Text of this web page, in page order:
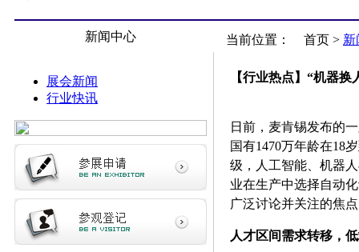
新闻中心
展会新闻
行业快讯
当前位置： 首页 > 新
【行业热点】“机器
日前，麦肯锡发布的
国有1470万年龄在18
级，人工智能、机器
业在生产中选择自动
广泛讨论并关注的焦
人才区间需求转移，